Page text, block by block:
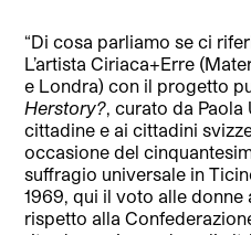
“Di cosa parliamo se ci
L’artista Ciriaca+Erre
e Londra) con il progetto
Herstory?, curato da
cittadine e ai cittadini
occasione del
suffragio universale in
1969, qui il voto alle donne
rispetto alla